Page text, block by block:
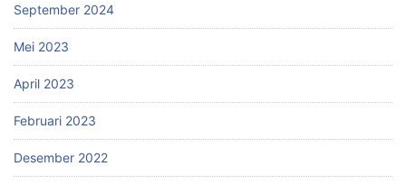
September 2024
Mei 2023
April 2023
Februari 2023
Desember 2022